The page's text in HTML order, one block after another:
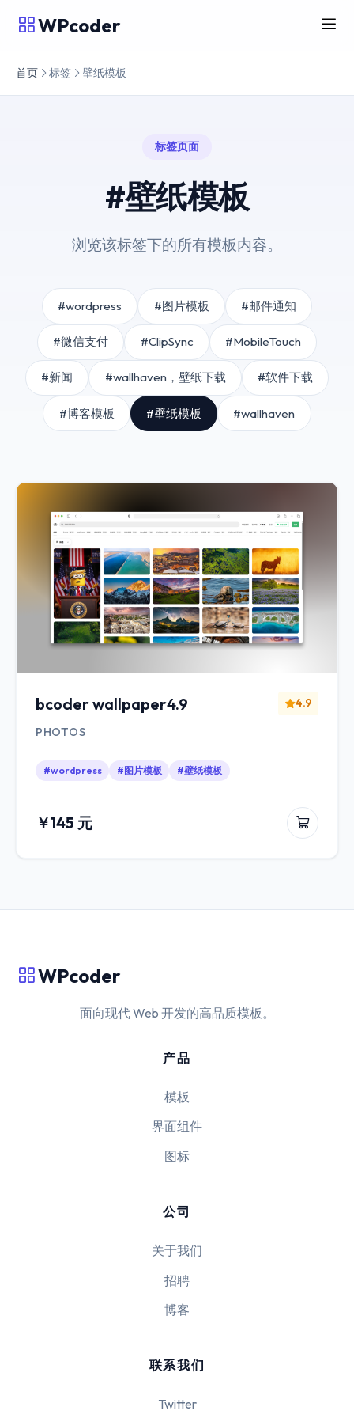
WPcoder
首页 标签 壁纸模板
标签页面
#壁纸模板
浏览该标签下的所有模板内容。
#wordpress #图片模板 #邮件通知
#微信支付 #ClipSync #MobileTouch
#新闻 #wallhaven，壁纸下载 #软件下载
#博客模板 #壁纸模板 #wallhaven
bcoder wallpaper4.9 4.9
PHOTOS
#wordpress #图片模板 #壁纸模板
￥145 元
WPcoder
面向现代 Web 开发的高品质模板。
产品
模板
界面组件
图标
公司
关于我们
招聘
博客
联系我们
Twitter